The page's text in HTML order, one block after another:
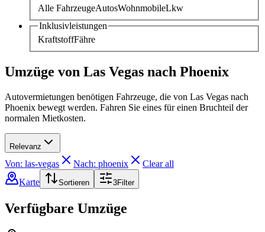
Alle FahrzeugeAutosWohnmobileLkw
Inklusivleistungen
KraftstoffFähre
Umzüge von Las Vegas nach Phoenix
Autovermietungen benötigen Fahrzeuge, die von Las Vegas nach
Phoenix bewegt werden. Fahren Sie eines für einen Bruchteil der
normalen Mietkosten.
Relevanz
Von: las-vegas Nach: phoenix
Clear all
Karte
Sortieren 3Filter
Verfügbare Umzüge